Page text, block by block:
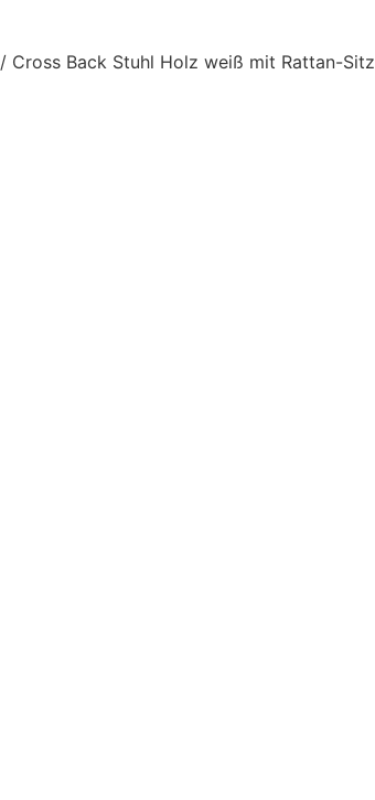
/ Cross Back Stuhl Holz weiß mit Rattan-Sitz